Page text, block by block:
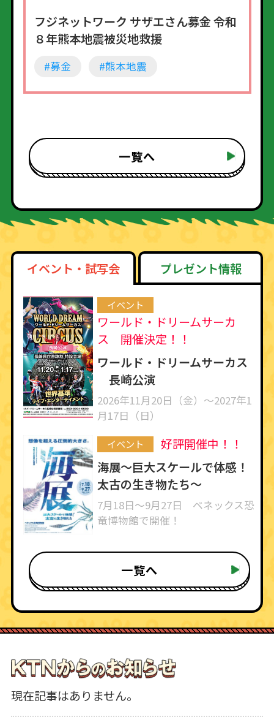
フジネットワーク サザエさん募金 令和
８年熊本地震被災地救援
#募金 #熊本地震
一覧へ
イベント・試写会 プレゼント情報
イベント
ワールド・ドリームサーカ
ス 開催決定！！
ワールド・ドリームサーカス
長崎公演
2026年11月20日（金）～2027年1
月17日（日）
イベント
好評開催中！！
海展～巨大スケールで体感！
太古の生き物たち～
7月18日～9月27日 ベネックス恐
竜博物館で開催！
一覧へ
現在記事はありません。